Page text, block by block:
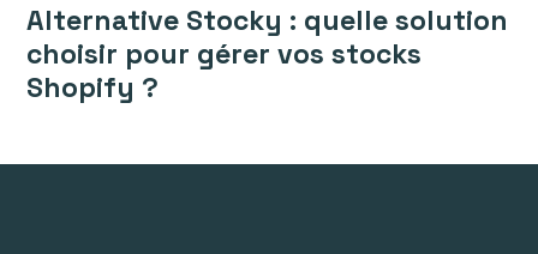
Alternative Stocky : quelle solution
choisir pour gérer vos stocks
Shopify ?